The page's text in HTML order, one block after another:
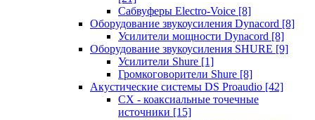
Сабвуферы Electro-Voice [8]
Оборудование звукоусиления Dynacord [8]
Усилители мощности Dynacord [8]
Оборудование звукоусиления SHURE [9]
Усилители Shure [1]
Громкоговорители Shure [8]
Акустические системы DS Proaudio [42]
CX - коаксиальные точечные
источники [15]